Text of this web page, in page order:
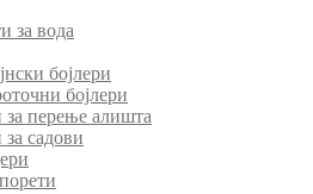
за вода
бојлери
бојлери
перење алишта
садови